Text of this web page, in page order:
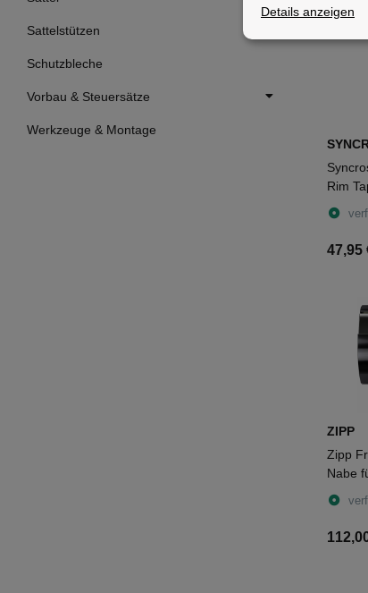
Sattelstützen
Schutzbleche
Vorbau & Steuersätze
Werkzeuge & Montage
Rim
24 mm
47,95
ZIPP
Zipp
Nabe
Details anzeigen